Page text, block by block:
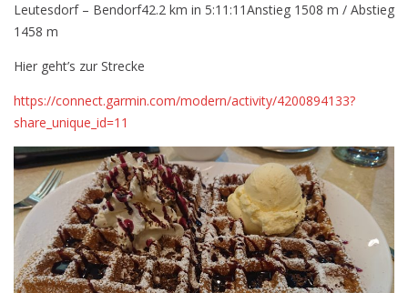
1.
Leutesdorf – Bendorf42.2 km in 5:11:11Anstieg 1508 m / Abstieg
1458 m
Hier geht’s zur Strecke
https://connect.garmin.com/modern/activity/4200894133?
share_unique_id=11